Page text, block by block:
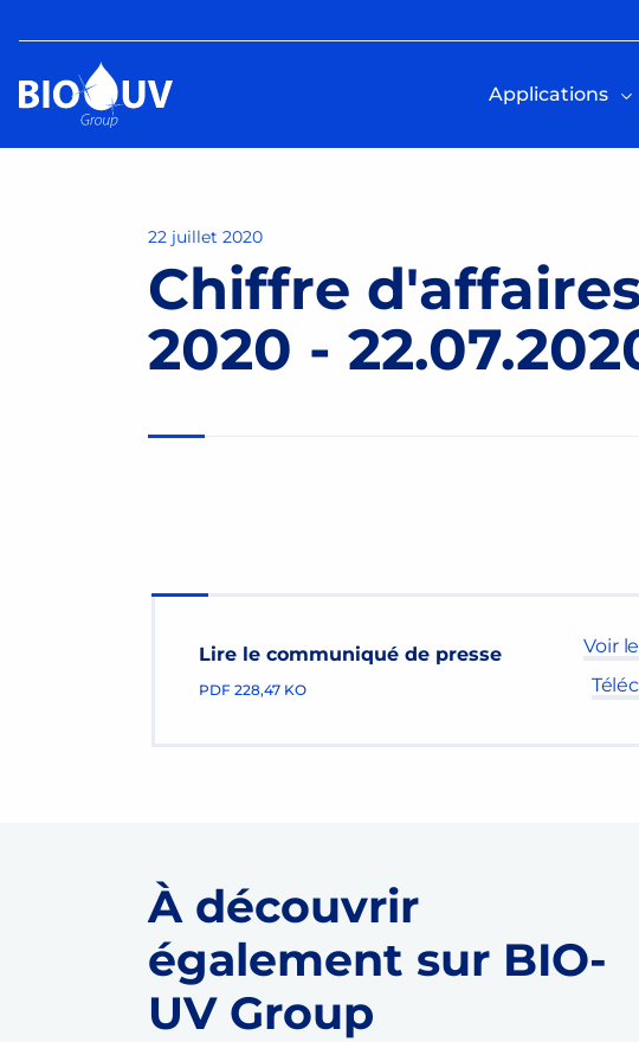
Applications
22 juillet 2020
Chiffre
2020 -
Lire le communiqué de presse
PDF 228,47 KO
Voir
À découvrir
également sur BIO-
UV Group